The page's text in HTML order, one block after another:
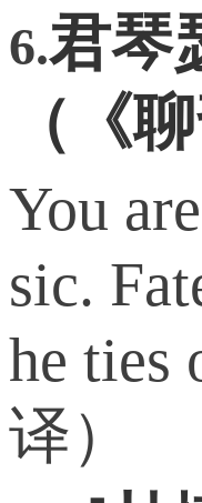
6.君琴
（《
You
sic.
he
译）